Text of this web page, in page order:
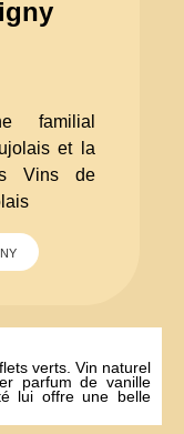
familial
et la
Vins de
verts. Vin naturel
parfum de vanille
lui offre une belle